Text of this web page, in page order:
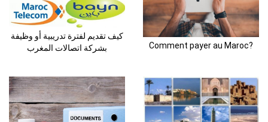
كيف تقديم لفترة تدريبية أو وظيفة
بشركة اتصالات المغرب
Comment payer au Maroc?